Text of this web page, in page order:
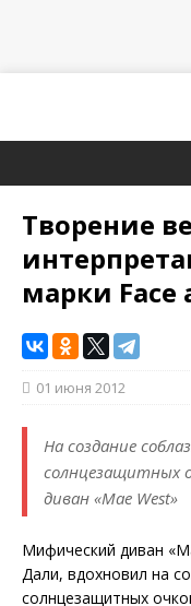
Творение
марки Face
01 июня 2012
На создание
солнцезащитных
диван «Mae West»
Мифический диван
Дали, вдохновил на
солнцезащитных